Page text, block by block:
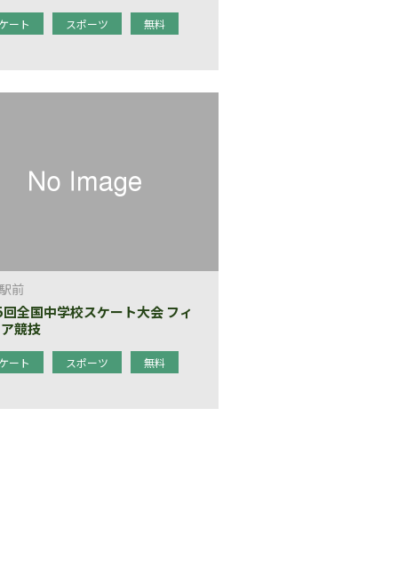
ート スポーツ 無料
前
全国中学校スケート大会 フィ
競技
ート スポーツ 無料